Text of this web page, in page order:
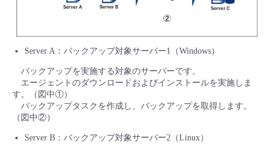
Server A：バックアップ対象サーバー1（Windows）
バックアップを実施する対象のサーバーです。
エージェントのダウンロードおよびインストールを実施しま
す。（図中①）
バックアップタスクを作成し、バックアップを取得します。
（図中②）
Server B：バックアップ対象サーバー2（Linux）